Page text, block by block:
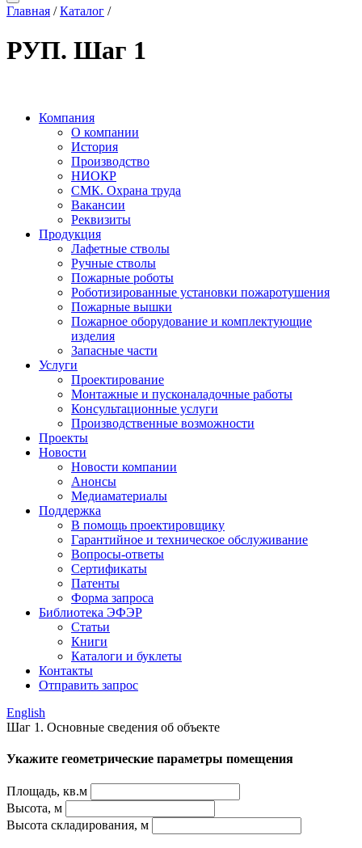
Главная /Каталог /
РУП. Шаг 1
Компания
О компании
История
Производство
НИОКР
СМК. Охрана труда
Вакансии
Реквизиты
Продукция
Лафетные стволы
Ручные стволы
Пожарные роботы
Роботизированные установки пожаротушения
Пожарные вышки
Пожарное оборудование и комплектующие
изделия
Запасные части
Услуги
Проектирование
Монтажные и пусконаладочные работы
Консультационные услуги
Производственные возможности
Проекты
Новости
Новости компании
Анонсы
Медиаматериалы
Поддержка
В помощь проектировщику
Гарантийное и техническое обслуживание
Вопросы-ответы
Сертификаты
Патенты
Форма запроса
Библиотека ЭФЭР
Статьи
Книги
Каталоги и буклеты
Контакты
Отправить запрос
English
Шаг 1. Основные сведения об объекте
Укажите геометрические параметры помещения
Площадь, кв.м
Высота, м
Высота складирования, м